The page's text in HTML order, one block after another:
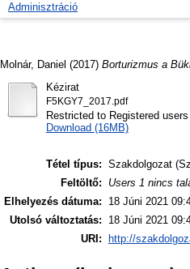
Adminisztráció
Molnár, Daniel (2017) Borturizmus a
Kézirat
F5KGY7_2017.pdf
Restricted to Registered
Download (16MB)
Tétel típus: Szakdolgozat
Feltöltő:
Users 1 nincs
Elhelyezés dátuma:
18 Júni 2021
Utolsó változtatás:
18 Júni 2021
URI:
http://